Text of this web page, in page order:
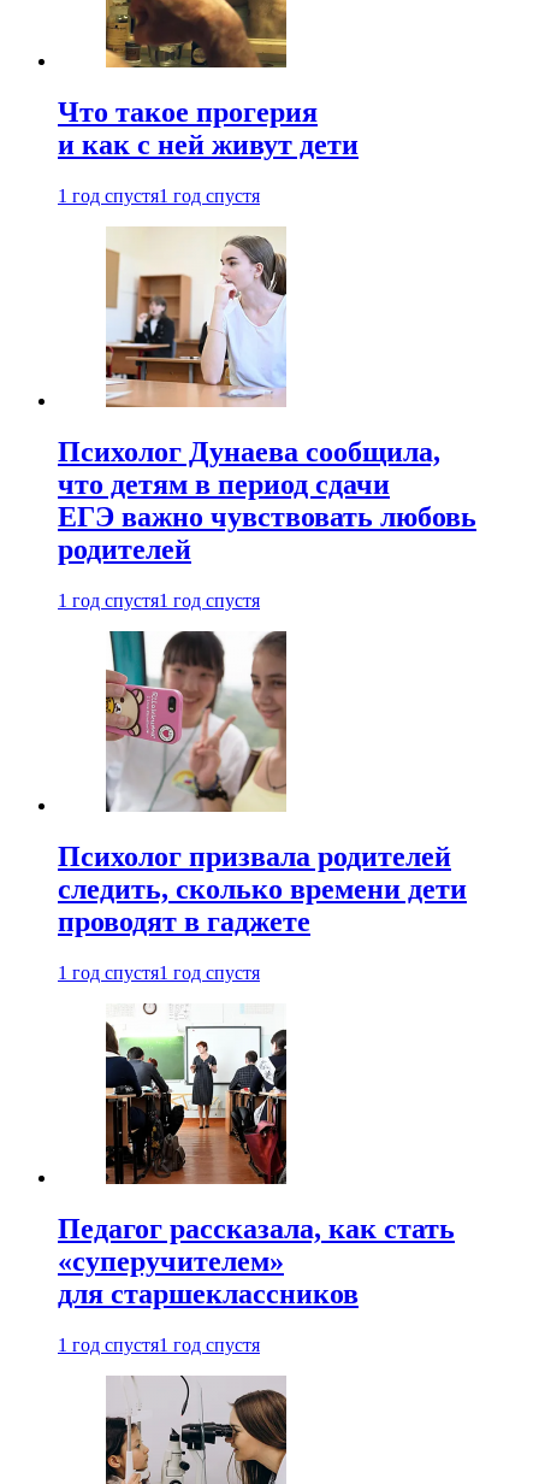
Что такое прогерия
и как с ней живут дети
1 год спустя1 год спустя
Психолог Дунаева сообщила,
что детям в период сдачи
ЕГЭ важно чувствовать любовь
родителей
1 год спустя1 год спустя
Психолог призвала родителей
следить, сколько времени дети
проводят в гаджете
1 год спустя1 год спустя
Педагог рассказала, как стать
«суперучителем»
для старшеклассников
1 год спустя1 год спустя